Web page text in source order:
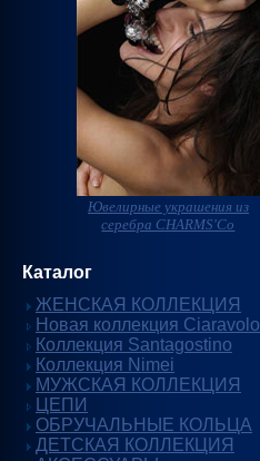
Ювелирные украшения из
серебра CHARMS'Co
Каталог
ЖЕНСКАЯ КОЛЛЕКЦИЯ
Новая коллекция Ciaravolo
Коллекция Santagostino
Коллекция Nimei
МУЖСКАЯ КОЛЛЕКЦИЯ
ЦЕПИ
ОБРУЧАЛЬНЫЕ КОЛЬЦА
ДЕТСКАЯ КОЛЛЕКЦИЯ